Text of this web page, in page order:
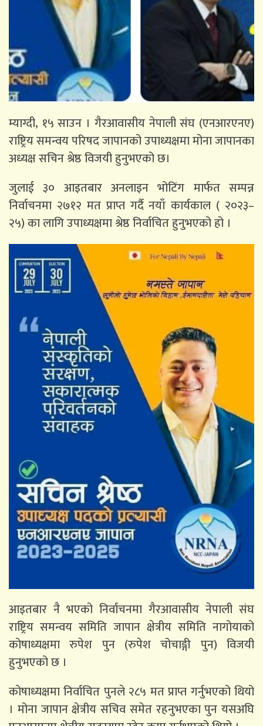
म्याग्दी, १५ साउन । गैरआवासीय नेपाली संघ (एनआरएनए)
राष्ट्रिय समन्वय परिषद जापानको उपाध्यक्षमा मोना जापानका
अध्यक्ष सचिन श्रेष्ठ विजयी हुनुभएको छ।
जुलाई ३० आइतबार अनलाइन भोटिंग मार्फत सम्पन्न
निर्वाचनमा २७१२ मत प्राप्त गर्दै नयाँ कार्यकाल ( २०२३–
२५) का लागि उपाध्यक्षमा श्रेष्ठ निर्वाचित हुनुभएको हो ।
आइतबार नै भएको निर्वाचनमा गैरआवासीय नेपाली संघ
राष्ट्रिय समन्वय समिति जापान क्षेत्रीय समिति नागोयाको
कोषाध्यक्षमा रुपेश पुन (रुपेश चोचाङ्गी पुन) विजयी
हुनुभएको छ ।
कोषाध्यक्षमा निर्वाचित पुनले २८५ मत प्राप्त गर्नुभएको थियो
। मोना जापान क्षेत्रीय सचिव समेत रहनुभएका पुन यसअघि